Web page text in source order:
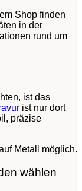
Shop finden
in der
rund um
ist das
ist nur dort
präzise
Metall möglich.
wählen